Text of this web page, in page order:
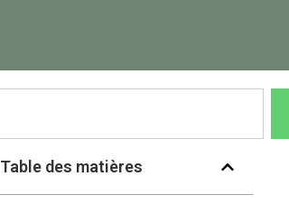
Table des matières